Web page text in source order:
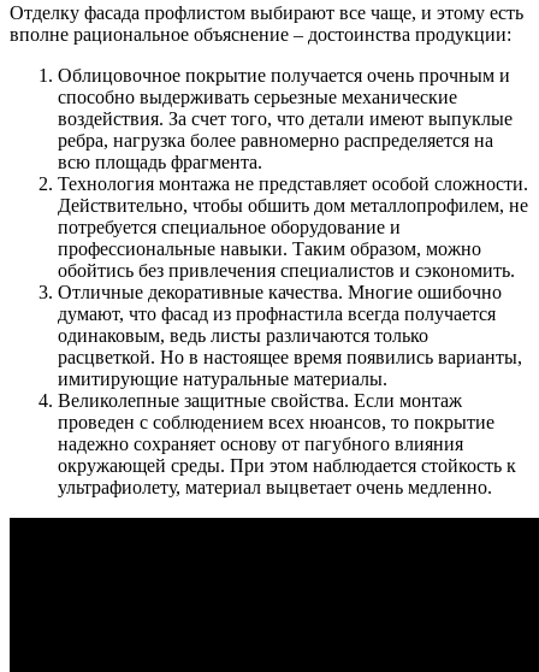
Отделку фасада профлистом выбирают все чаще, и этому есть
вполне рациональное объяснение – достоинства продукции:
Облицовочное покрытие получается очень прочным и
способно выдерживать серьезные механические
воздействия. За счет того, что детали имеют выпуклые
ребра, нагрузка более равномерно распределяется на
всю площадь фрагмента.
Технология монтажа не представляет особой сложности.
Действительно, чтобы обшить дом металлопрофилем, не
потребуется специальное оборудование и
профессиональные навыки. Таким образом, можно
обойтись без привлечения специалистов и сэкономить.
Отличные декоративные качества. Многие ошибочно
думают, что фасад из профнастила всегда получается
одинаковым, ведь листы различаются только
расцветкой. Но в настоящее время появились варианты,
имитирующие натуральные материалы.
Великолепные защитные свойства. Если монтаж
проведен с соблюдением всех нюансов, то покрытие
надежно сохраняет основу от пагубного влияния
окружающей среды. При этом наблюдается стойкость к
ультрафиолету, материал выцветает очень медленно.